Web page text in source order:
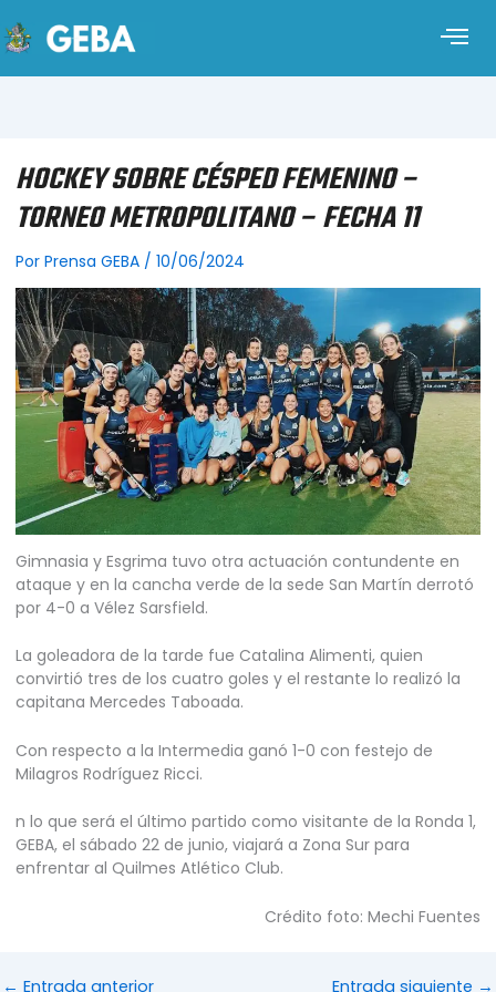
HOCKEY SOBRE CÉSPED FEMENINO –
TORNEO METROPOLITANO – FECHA 11
Por Prensa GEBA / 10/06/2024
Gimnasia y Esgrima tuvo otra actuación contundente en
ataque y en la cancha verde de la sede San Martín derrotó
por 4-0 a Vélez Sarsfield.
La goleadora de la tarde fue Catalina Alimenti, quien
convirtió tres de los cuatro goles y el restante lo realizó la
capitana Mercedes Taboada.
Con respecto a la Intermedia ganó 1-0 con festejo de
Milagros Rodríguez Ricci.
n lo que será el último partido como visitante de la Ronda 1,
GEBA, el sábado 22 de junio, viajará a Zona Sur para
enfrentar al Quilmes Atlético Club.
Crédito foto: Mechi Fuentes
← Entrada anterior Entrada siguiente →